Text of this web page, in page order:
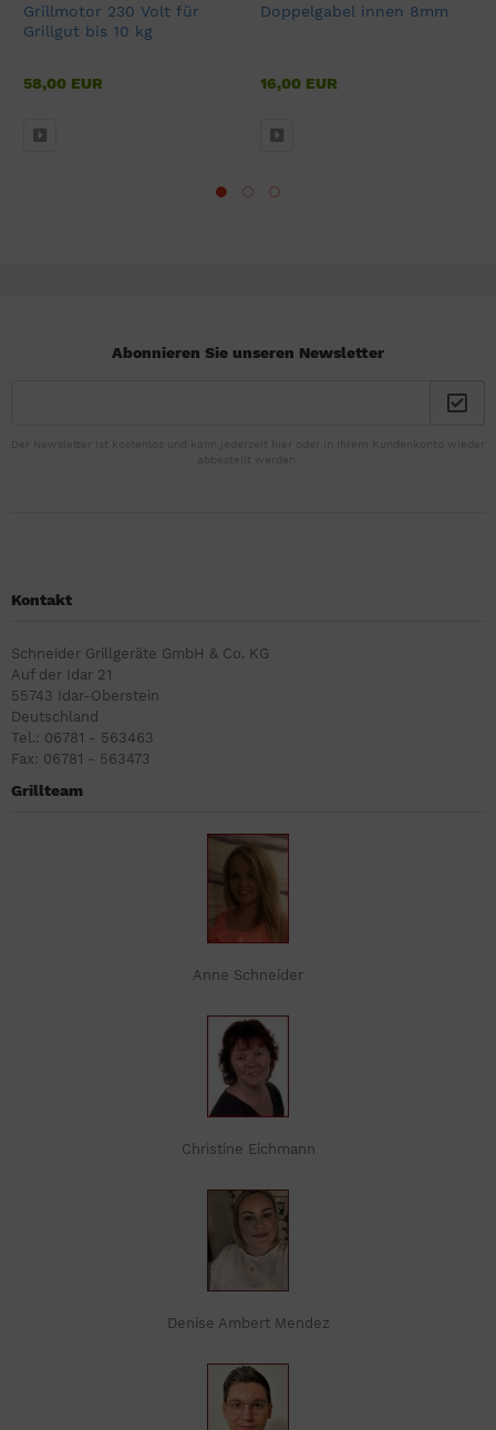
Grillmotor 230 Volt für
Grillgut bis 10 kg
58,00 EUR
Doppelgabel innen 8mm
16,00 EUR
Abonnieren Sie unseren Newsletter
Der Newsletter ist kostenlos und kann jederzeit hier oder in Ihrem Kundenkonto wieder
abbestellt werden.
Kontakt
Schneider Grillgeräte GmbH & Co. KG
Auf der Idar 21
55743 Idar-Oberstein
Deutschland
Tel.: 06781 - 563463
Fax: 06781 - 563473
Grillteam
Anne Schneider
Christine Eichmann
Denise Ambert Mendez